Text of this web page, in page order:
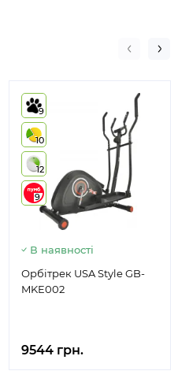
9
10
12
9
В наявності
Орбітрек USA Style GB-
MKE002
9544 грн.